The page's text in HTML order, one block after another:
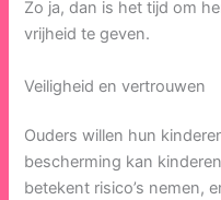
Zo ja, dan is het tijd om
vrijheid te geven.
Veiligheid en vertrouwen
Ouders willen hun
bescherming kan
betekent risico’s nemen,